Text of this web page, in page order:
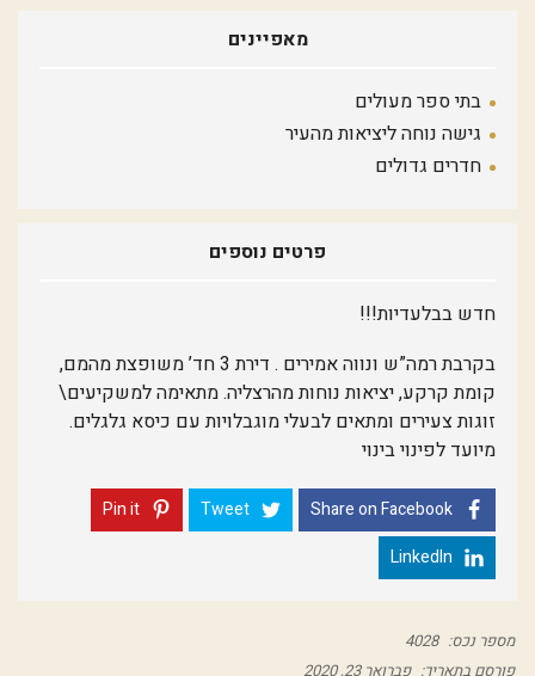
מאפיינים
בתי ספר מעולים
גישה נוחה ליציאות מהעיר
חדרים גדולים
פרטים נוספים
חדש בבלעדיות!!!
בקרבת רמה”ש ונווה אמירים . דירת 3 חד’ משופצת מהמם,
קומת קרקע, יציאות נוחות מהרצליה. מתאימה למשקיעים\
זוגות צעירים ומתאים לבעלי מוגבלויות עם כיסא גלגלים.
מיועד לפינוי בינוי
Share on Facebook
Tweet
Pin it
LinkedIn
מספר נכס: 4028
פורסם בתאריך: פברואר 23, 2020